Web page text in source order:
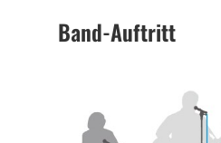
Band-Auftritt